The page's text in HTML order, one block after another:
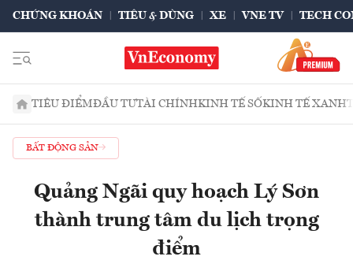
CHỨNG KHOÁN TIÊU & DÙNG XE VNE TV TECH
TIÊU ĐIỂMĐẦU TƯTÀI CHÍNHKINH TẾ SỐKINH TẾ XANH
BẤT ĐỘNG SẢN
Quảng Ngãi quy hoạch Lý Sơn
thành trung tâm du lịch trọng
điểm